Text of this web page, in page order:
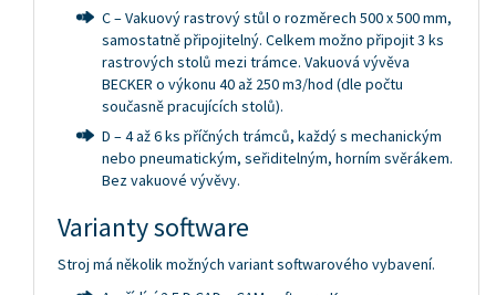
C – Vakuový rastrový stůl o rozměrech 500 x 500 mm,
samostatně připojitelný. Celkem možno připojit 3 ks
rastrových stolů mezi trámce. Vakuová vývěva
BECKER o výkonu 40 až 250 m3/hod (dle počtu
současně pracujících stolů).
D – 4 až 6 ks příčných trámců, každý s mechanickým
nebo pneumatickým, seřiditelným, horním svěrákem.
Bez vakuové vývěvy.
Varianty software
Stroj má několik možných variant softwarového vybavení.